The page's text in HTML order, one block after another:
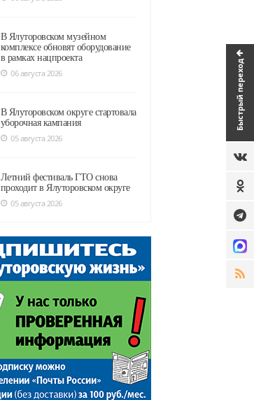
Быстрый переход
В Ялуторовском музейном
комплексе обновят оборудование
в рамках нацпроекта
06 августа 2026
В Ялуторовском округе стартовала
уборочная кампания
05 августа 2026
Летний фестиваль ГТО снова
проходит в Ялуторовском округе
05 августа 2026